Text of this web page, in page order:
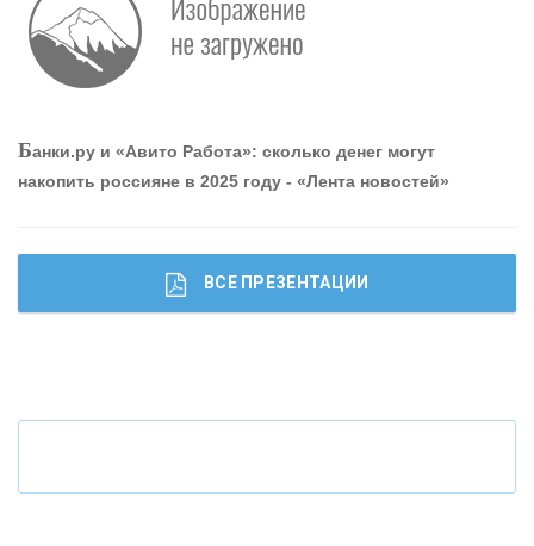
Работа мечты. Что банки делают для того, чтобы
привлечь и удержать персонал - «Интервью»
Что будет с наличными деньгами при цифровом
Банки.ру и «Авито Работа»: сколько денег могут
накопить россияне в 2025 году - «Лента новостей»
ВСЕ ПРЕЗЕНТАЦИИ